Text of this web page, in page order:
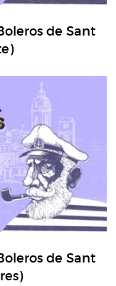
de Sant
de Sant